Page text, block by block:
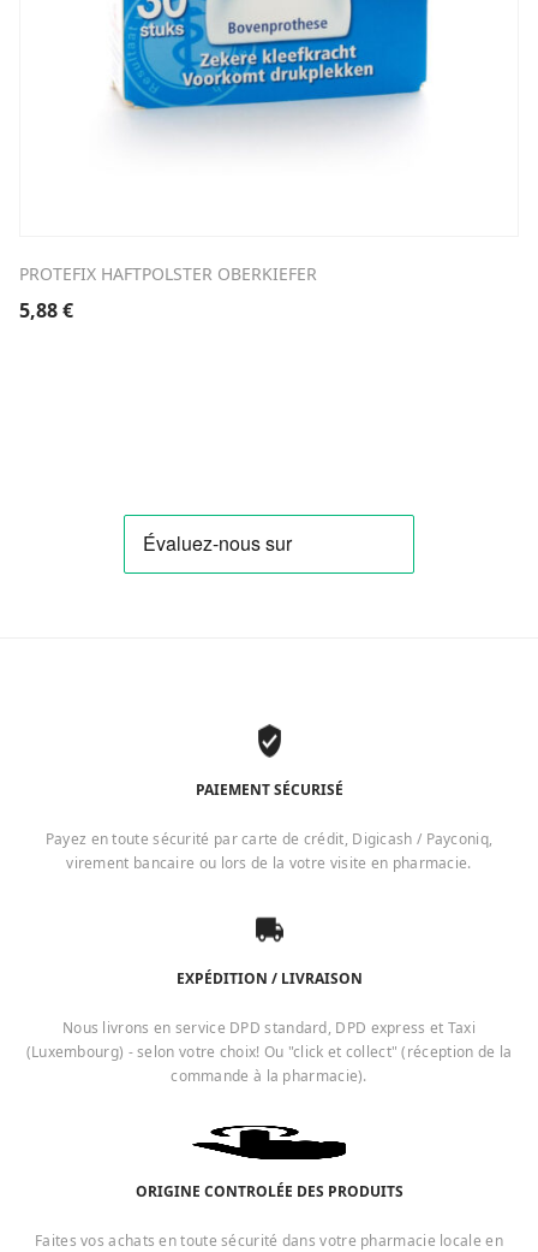
PROTEFIX HAFTPOLSTER OBERKIEFER
5,88€
PAIEMENT SÉCURISÉ
Payez en toute sécurité par carte de crédit, Digicash / Payconiq,
virement bancaire ou lors de la votre visite en pharmacie.
EXPÉDITION / LIVRAISON
Nous livrons en service DPD standard, DPD express et Taxi
(Luxembourg) - selon votre choix! Ou "click et collect" (réception de la
commande à la pharmacie).
ORIGINE CONTROLÉE DES PRODUITS
Faites vos achats en toute sécurité dans votre pharmacie locale en